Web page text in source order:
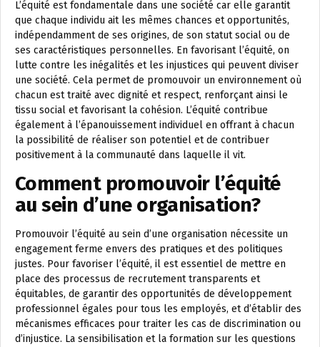
L’équité est fondamentale dans une société car elle garantit
que chaque individu ait les mêmes chances et opportunités,
indépendamment de ses origines, de son statut social ou de
ses caractéristiques personnelles. En favorisant l’équité, on
lutte contre les inégalités et les injustices qui peuvent diviser
une société. Cela permet de promouvoir un environnement où
chacun est traité avec dignité et respect, renforçant ainsi le
tissu social et favorisant la cohésion. L’équité contribue
également à l’épanouissement individuel en offrant à chacun
la possibilité de réaliser son potentiel et de contribuer
positivement à la communauté dans laquelle il vit.
Comment promouvoir l’équité
au sein d’une organisation?
Promouvoir l’équité au sein d’une organisation nécessite un
engagement ferme envers des pratiques et des politiques
justes. Pour favoriser l’équité, il est essentiel de mettre en
place des processus de recrutement transparents et
équitables, de garantir des opportunités de développement
professionnel égales pour tous les employés, et d’établir des
mécanismes efficaces pour traiter les cas de discrimination ou
d’injustice. La sensibilisation et la formation sur les questions